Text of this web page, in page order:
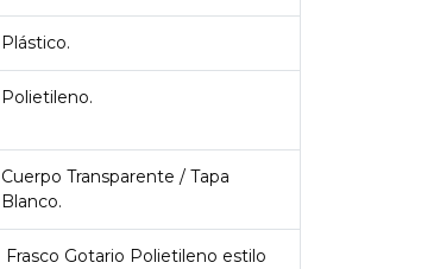
Plástico.
Polietileno.
Cuerpo Transparente / Tapa
Blanco.
Frasco Gotario Polietileno estilo